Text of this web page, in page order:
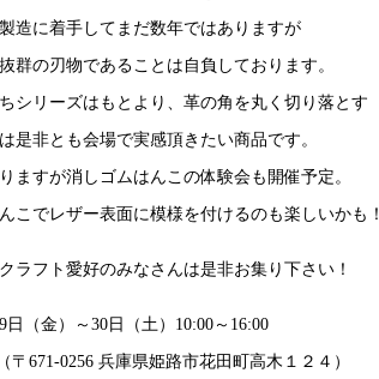
造に着手してまだ数年ではありますが
群の刃物であることは自負しております。
シリーズはもとより、革の角を丸く切り落とす
是非とも会場で実感頂きたい商品です。
ますが消しゴムはんこの体験会も開催予定。
こでレザー表面に模様を付けるのも楽しいかも！
ラフト愛好のみなさんは是非お集り下さい！
日（金）～30日（土）10:00～16:00
671-0256 兵庫県姫路市花田町高木１２４）